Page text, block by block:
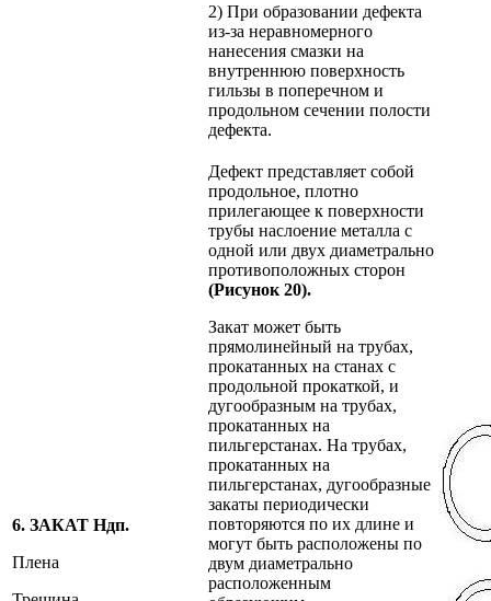
2) При образовании дефекта
из-за неравномерного
нанесения смазки на
внутреннюю поверхность
гильзы в поперечном и
продольном сечении полости
дефекта.
6. ЗАКАТ Ндп.
Плена
Дефект представляет собой
продольное, плотно
прилегающее к поверхности
трубы наслоение металла с
одной или двух диаметрально
противоположных сторон
(Рисунок 20).
Закат может быть
прямолинейный на трубах,
прокатанных на станах с
продольной прокаткой, и
дугообразным на трубах,
прокатанных на
пильгерстанах. На трубах,
прокатанных на
пильгерстанах, дугообразные
закаты периодически
повторяются по их длине и
могут быть расположены по
двум диаметрально
расположенным